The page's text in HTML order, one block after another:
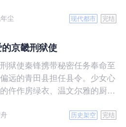
收紧，嗓音低沉暗哑：“来，
玩江湖波诡云谲，贪欲人心诡
在弹指间。
尘 现代都市 完结
的京畿刑狱使
狱使秦锋携带秘密任务奉命至
远的青田县担任县令。少女心
仵作房绿衣、温文尔雅的厨娘
杀手护卫东方将辰、三位性格
历史架空 完结